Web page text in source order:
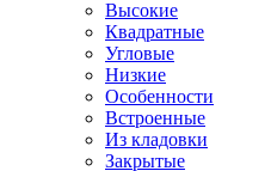
Высокие
Квадратные
Угловые
Низкие
Особенности
Встроенные
Из кладовки
Закрытые